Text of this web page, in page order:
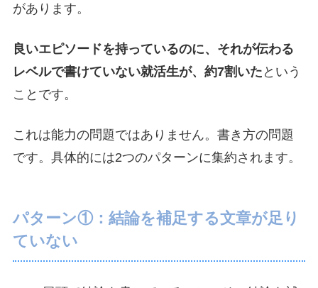
があります。
良いエピソードを持っているのに、それが伝わる
レベルで書けていない就活生が、約7割いた という
ことです。
これは能力の問題ではありません。書き方の問題
です。具体的には2つのパターンに集約されます。
パターン①：結論を補足する文章が足り
ていない